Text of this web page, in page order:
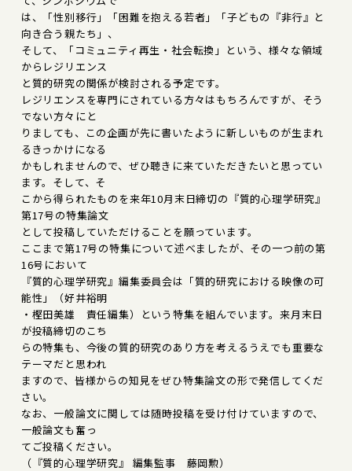
は、「性別移行」「困難を抱える若者」「子どもの『非行』と
向き合う親たち」、
そして、「コミュニティ再生・社会転換」という、様々な領域
からレジリエンス
と質的研究の関係が検討される予定です。
レジリエンスを専門にされている方々はもちろんですが、そう
でない方々にと
りましても、この企画が先に書いたように新しいものが生まれ
るきっかけになる
かもしれませんので、ぜひ聴きに来ていただきたいと思ってい
ます。そして、そ
こから得られたものを来年10月末日締切の『質的心理学研究』
第17号の特集論文
として投稿していただけることを願っています。
ここまで第17号の特集について述べましたが、その一つ前の第
16号において
『質的心理学研究』編集委員会は「質的研究における映像の可
能性」（好井裕明
・樫田美雄 責任編集）という特集を組んでいます。来月末日
が投稿締切のこち
らの特集も、今後の質的研究のあり方を考えるうえでも重要な
テーマだと思われ
ますので、皆様からの知見をぜひ特集論文の形で発信してくだ
さい。
なお、一般論文に関しては随時投稿を受け付けていますので、
一般論文も奮っ
てご投稿ください。
（『質的心理学研究』 編集監事 藤岡勲）